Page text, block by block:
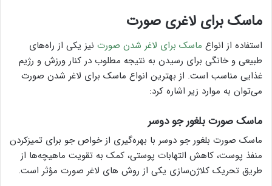
ماسک برای لاغری صورت
استفاده از انواع ماسک برای لاغر شدن صورت نیز یکی از راه‌های
طبیعی و خانگی برای رسیدن به نتیجه مطلوب در کنار ورزش و رژیم
غذایی مناسب است. از بهترین انواع ماسک برای لاغر شدن صورت
می‌توان به موارد زیر اشاره کرد:
ماسک صورت بلغور جو دوسر
ماسک صورت بلغور جو دوسر با بهره‌گیری از خواص جو برای تمیزکردن
منفذ پوست، کاهش التهابات پوستی، کمک به تقویت ماهیچه‌ها از
طریق تحریک کلاژن‌سازی یکی از روش های لاغر صورت مؤثر است.